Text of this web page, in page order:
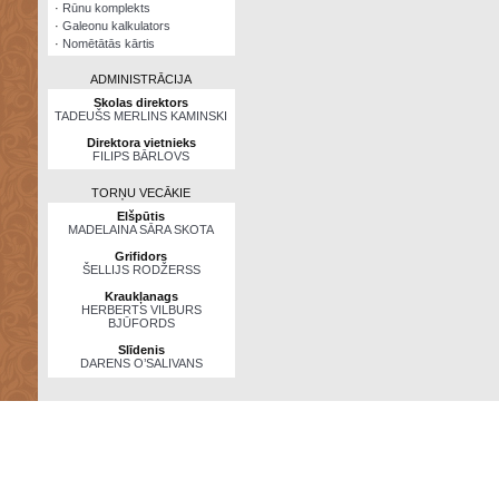
· Rūnu komplekts
· Galeonu kalkulators
· Nomētātās kārtis
ADMINISTRĀCIJA
Skolas direktors
TADEUŠS MERLINS KAMINSKI
Direktora vietnieks
FILIPS BĀRLOVS
TORŅU VECĀKIE
Elšpūtis
MADELAINA SĀRA SKOTA
Grifidors
ŠELLIJS RODŽERSS
Kraukļanags
HERBERTS VILBURS
BJŪFORDS
Slīdenis
DARENS O’SALIVANS